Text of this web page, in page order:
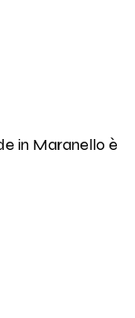
in Maranello è